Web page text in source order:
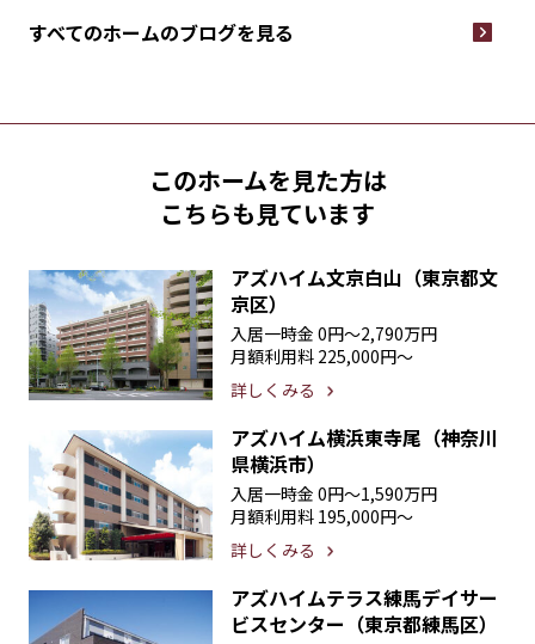
すべてのホームのブログを見る
このホームを見た方は
こちらも見ています
アズハイム文京白山（東京都文
京区）
入居一時金 0円〜2,790万円
月額利用料 225,000円〜
詳しくみる
アズハイム横浜東寺尾（神奈川
県横浜市）
入居一時金 0円〜1,590万円
月額利用料 195,000円〜
詳しくみる
アズハイムテラス練馬デイサー
ビスセンター（東京都練馬区）